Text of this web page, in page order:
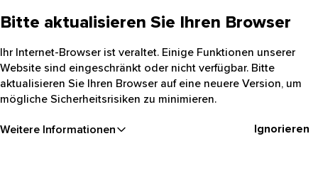
Bitte aktualisieren Sie Ihren Browser
Ihr Internet-Browser ist veraltet. Einige Funktionen unserer
Website sind eingeschränkt oder nicht verfügbar. Bitte
aktualisieren Sie Ihren Browser auf eine neuere Version, um
mögliche Sicherheitsrisiken zu minimieren.
Weitere Informationen Ignorieren